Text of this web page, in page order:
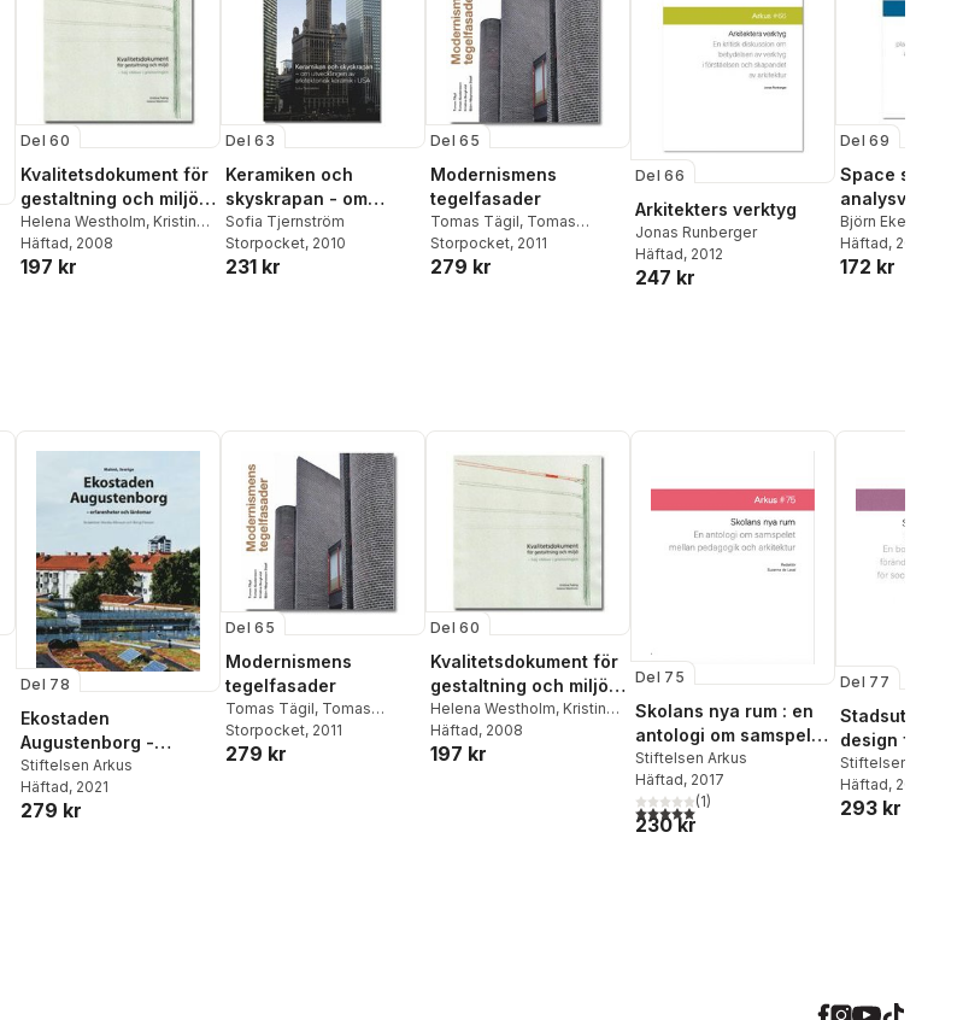
Del 60
Kvalitetsdokument för
gestaltning och miljö :
höj ribban i
planeringen
Helena Westholm, Kristina
Tidäng
Häftad, 2008
197 kr
Del 63
Keramiken och
skyskrapan - om
utvecklingen av
arkitektonisk keramik i
USA
Sofia Tjernström
Storpocket, 2010
231 kr
Del 65
Modernismens
tegelfasader
Tomas Tägil, Tomas
Gustavsson ,Kristina
Bergkvist
Storpocket, 2011
279 kr
Del 66
Arkitekters verktyg
Jonas Runberger
Häftad, 2012
247 kr
Del 69
Space syntax
planering och
utvärdering
miljö
Björn Ekelund
Häftad, 2012
172 kr
Del 78
Ekostaden
Augustenborg -
erfarenheter och
lärdomar
Stiftelsen Arkus
Häftad, 2021
279 kr
Del 65
Modernismens
tegelfasader
Tomas Tägil, Tomas
Gustavsson ,Kristina
Bergkvist
Storpocket, 2011
279 kr
Del 60
Kvalitetsdokument för
gestaltning och miljö :
höj ribban i
planeringen
Helena Westholm, Kristina
Tidäng
Häftad, 2008
197 kr
Del 75
Skolans nya rum : en
antologi om samspelet
mellan pedagogik och
arkitektur
Stiftelsen Arkus
Häftad, 2017
5,0utav 5 stjärnor. Totalt antal röster:
(1)
230 kr
Del 77
design för
önskemål
Stiftelsen Arkus
Häftad, 2019
293 kr